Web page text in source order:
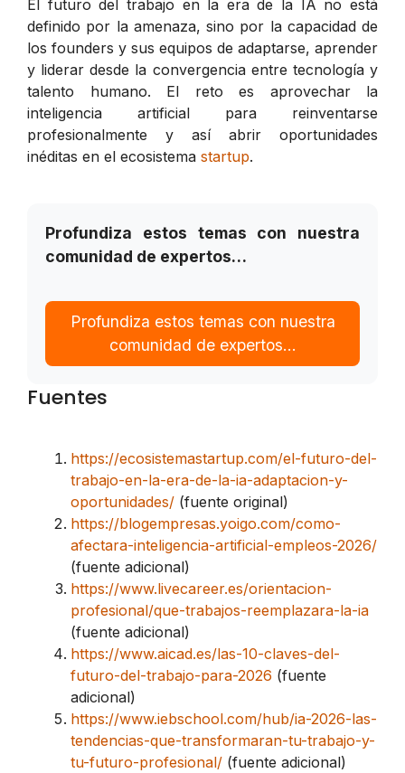
El futuro del trabajo en la era de la IA no está
definido por la amenaza, sino por la capacidad de
los founders y sus equipos de adaptarse, aprender
y liderar desde la convergencia entre tecnología y
talento humano. El reto es aprovechar la
inteligencia artificial para reinventarse
profesionalmente y así abrir oportunidades
inéditas en el ecosistema startup.
Profundiza estos temas con nuestra
comunidad de expertos…
Profundiza estos temas con nuestra
comunidad de expertos…
Fuentes
https://ecosistemastartup.com/el-futuro-del-
trabajo-en-la-era-de-la-ia-adaptacion-y-
oportunidades/ (fuente original)
https://blogempresas.yoigo.com/como-
afectara-inteligencia-artificial-empleos-2026/
(fuente adicional)
https://www.livecareer.es/orientacion-
profesional/que-trabajos-reemplazara-la-ia
(fuente adicional)
https://www.aicad.es/las-10-claves-del-
futuro-del-trabajo-para-2026 (fuente
adicional)
https://www.iebschool.com/hub/ia-2026-las-
tendencias-que-transformaran-tu-trabajo-y-
tu-futuro-profesional/ (fuente adicional)